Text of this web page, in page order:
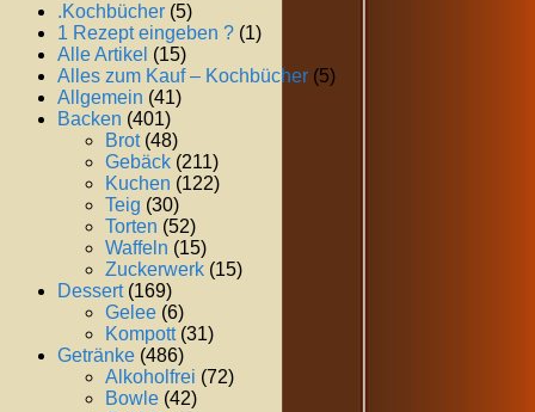
.Kochbücher (5)
1 Rezept eingeben ? (1)
Alle Artikel (15)
Alles zum Kauf – Kochbücher (5)
Allgemein (41)
Backen (401)
Brot(48)
Gebäck (211)
Kuchen (122)
Teig (30)
Torten (52)
Waffeln (15)
Zuckerwerk (15)
Dessert(169)
Gelee (6)
Kompott(31)
Getränke (486)
Alkoholfrei (72)
Bowle (42)